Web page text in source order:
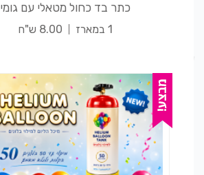
כתר בד כחול מטאלי עם גומי
1 במארז 8.00 ש"ח